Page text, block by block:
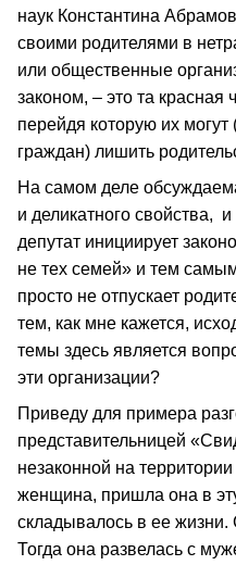
наук Константина
своими родителями в
или общественные
законом, – это та красная
перейдя которую их
граждан) лишить
На самом деле
и деликатного свойства, и
депутат инициирует
не тех семей» и тем
просто не отпускает
тем, как мне кажется,
темы здесь является
эти организации?
Приведу для примера
представительницей
незаконной на
женщина, пришла она в
складывалось в ее жизни.
Тогда она развелась с